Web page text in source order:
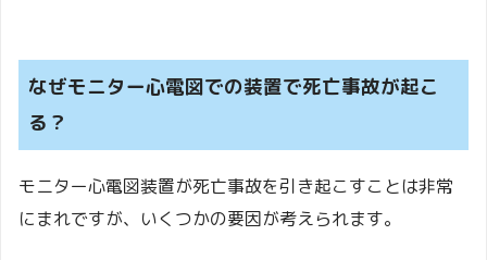
なぜモニター心電図での装置で死亡事故が起こ
る？
モニター心電図装置が死亡事故を引き起こすことは非常
にまれですが、いくつかの要因が考えられます。